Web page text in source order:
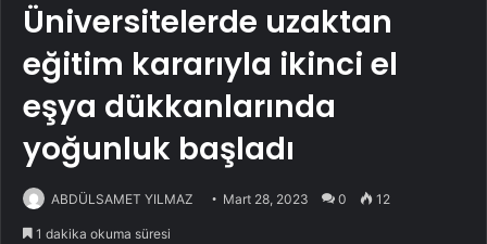
Üniversitelerde uzaktan
eğitim kararıyla ikinci el
eşya dükkanlarında
yoğunluk başladı
ABDÜLSAMET YILMAZ Mart 28, 2023 0 12
1 dakika okuma süresi